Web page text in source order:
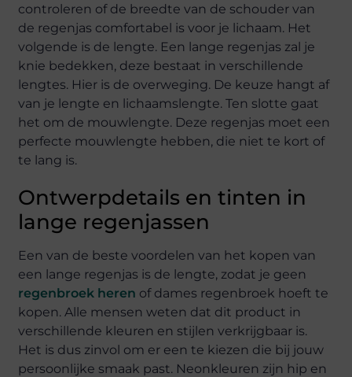
controleren of de breedte van de schouder van
de regenjas comfortabel is voor je lichaam. Het
volgende is de lengte. Een lange regenjas zal je
knie bedekken, deze bestaat in verschillende
lengtes. Hier is de overweging. De keuze hangt af
van je lengte en lichaamslengte. Ten slotte gaat
het om de mouwlengte. Deze regenjas moet een
perfecte mouwlengte hebben, die niet te kort of
te lang is.
Ontwerpdetails en tinten in
lange regenjassen
Een van de beste voordelen van het kopen van
een lange regenjas is de lengte, zodat je geen
regenbroek heren of dames regenbroek hoeft te
kopen. Alle mensen weten dat dit product in
verschillende kleuren en stijlen verkrijgbaar is.
Het is dus zinvol om er een te kiezen die bij jouw
persoonlijke smaak past. Neonkleuren zijn hip en